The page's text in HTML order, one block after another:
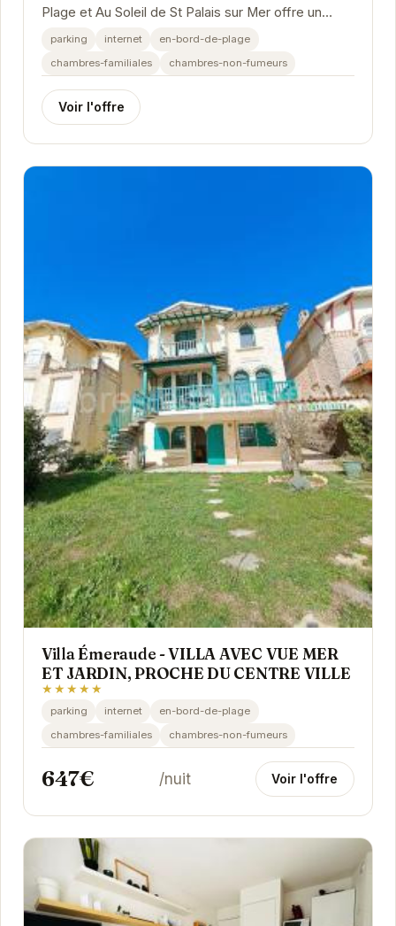
Plage et Au Soleil de St Palais sur Mer offre un
hébergement confortable et convivial à...
parking internet
en-bord-de-plage
chambres-familiales
chambres-non-fumeurs
Voir l'offre
Villa Émeraude - VILLA AVEC VUE MER
ET JARDIN, PROCHE DU CENTRE VILLE
★★★★★
parking internet
en-bord-de-plage
chambres-familiales
chambres-non-fumeurs
647€ /nuit Voir l'offre